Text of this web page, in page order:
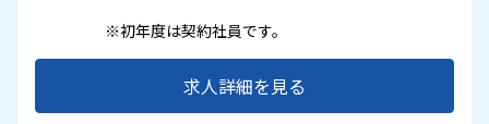
※初年度は契約社員です。
求人詳細を見る